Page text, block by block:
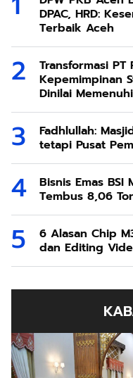
DPAC, HRD:
Terbaik Aceh
Transformasi PT
Kepemimpinan
Dinilai
Fadhlullah:
tetapi Pusat
Bisnis Emas BSI
Tembus 8,06
6 Alasan Chip
dan Editing